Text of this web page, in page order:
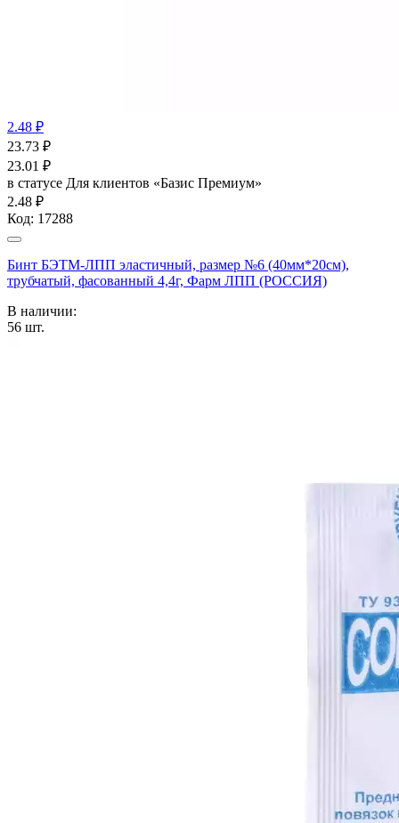
2.48 ₽
23.73 ₽
23.01 ₽
в статусе Для клиентов «Базис Премиум»
2.48 ₽
Код: 17288
Бинт БЭТМ-ЛПП эластичный, размер №6 (40мм*20см),
трубчатый, фасованный 4,4г, Фарм ЛПП (РОССИЯ)
В наличии:
56 шт.